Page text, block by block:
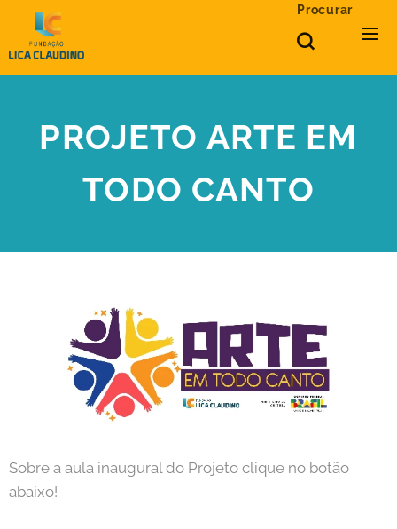
Procurar
PROJETO ARTE EM
TODO CANTO
Sobre a aula inaugural do Projeto clique no botão
abaixo!